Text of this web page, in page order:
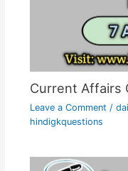
Current Affairs
Leave a Comment /
hindigkquestions